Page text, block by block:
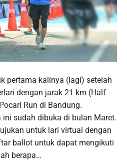
pertama kalinya (lagi) setelah
dengan jarak 21 km (Half
Run di Bandung.
sudah dibuka di bulan Maret.
untuk lari virtual dengan
ballot untuk dapat mengikuti
berapa…